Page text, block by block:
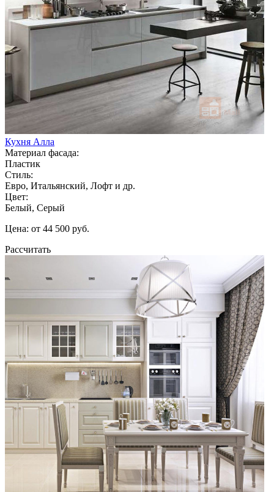
Кухня Алла
Материал фасада:
Пластик
Стиль:
Евро, Итальянский, Лофт и др.
Цвет:
Белый, Серый
Цена: от 44 500 руб.
Рассчитать